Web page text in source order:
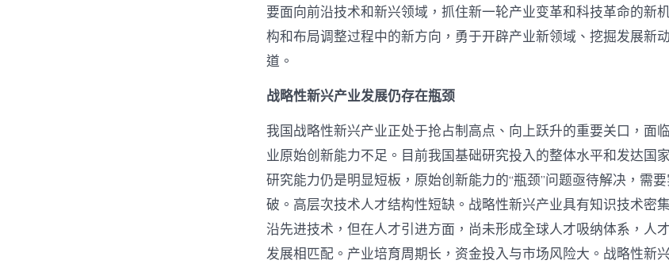
要面向前沿技术和新兴领域，抓住新一轮产业变革和科技革命的新
构和布局调整过程中的新方向，勇于开辟产业新领域、挖掘发展新
道。
战略性新兴产业发展仍存在瓶颈
我国战略性新兴产业正处于抢占制高点、向上跃升的重要关口，面
业原始创新能力不足。目前我国基础研究投入的整体水平和发达国
研究能力仍是明显短板，原始创新能力的“瓶颈”问题亟待解决，需
破。高层次技术人才结构性短缺。战略性新兴产业具有知识技术密
沿先进技术，但在人才引进方面，尚未形成全球人才吸纳体系，人
发展相匹配。产业培育周期长，资金投入与市场风险大。战略性新